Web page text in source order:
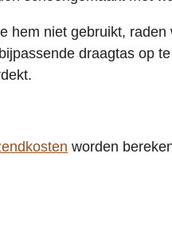
hem niet gebruikt,
draagtas op
worden